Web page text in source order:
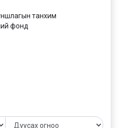
танхим
фонд